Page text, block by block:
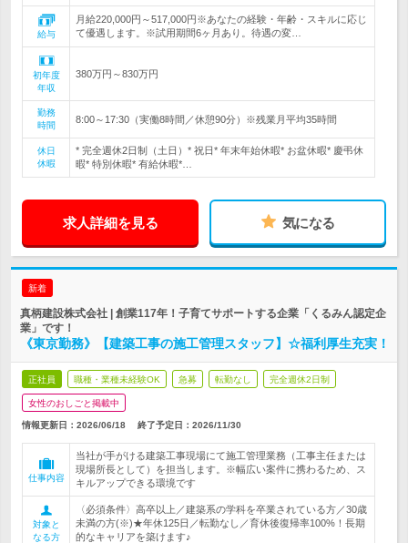
給与
月給220,000円～517,000円※あなたの経験・年齢・スキルに応じ
て優遇します。※試用期間6ヶ月あり。待遇の変…
初年度
年収
380万円～830万円
勤務
時間
8:00～17:30（実働8時間／休憩90分）※残業月平均35時間
休日
休暇
* 完全週休2日制（土日）* 祝日* 年末年始休暇* お盆休暇* 慶弔休
暇* 特別休暇* 有給休暇*…
求人詳細を見る 気になる
新着
真柄建設株式会社 | 創業117年！子育てサポートする企業「くるみん認定企
業」です！
《東京勤務》【建築工事の施工管理スタッフ】☆福利厚生充実！
正社員 職種・業種未経験OK 急募 転勤なし 完全週休2日制
女性のおしごと掲載中
情報更新日：2026/06/18 終了予定日： 2026/11/30
仕事内容
当社が手がける建築工事現場にて施工管理業務（工事主任または
現場所長として）を担当します。※幅広い案件に携わるため、ス
キルアップできる環境です
対象と
なる方
〈必須条件〉高卒以上／建築系の学科を卒業されている方／30歳
未満の方(※)★年休125日／転勤なし／育休後復帰率100%！長期
的なキャリアを築けます♪